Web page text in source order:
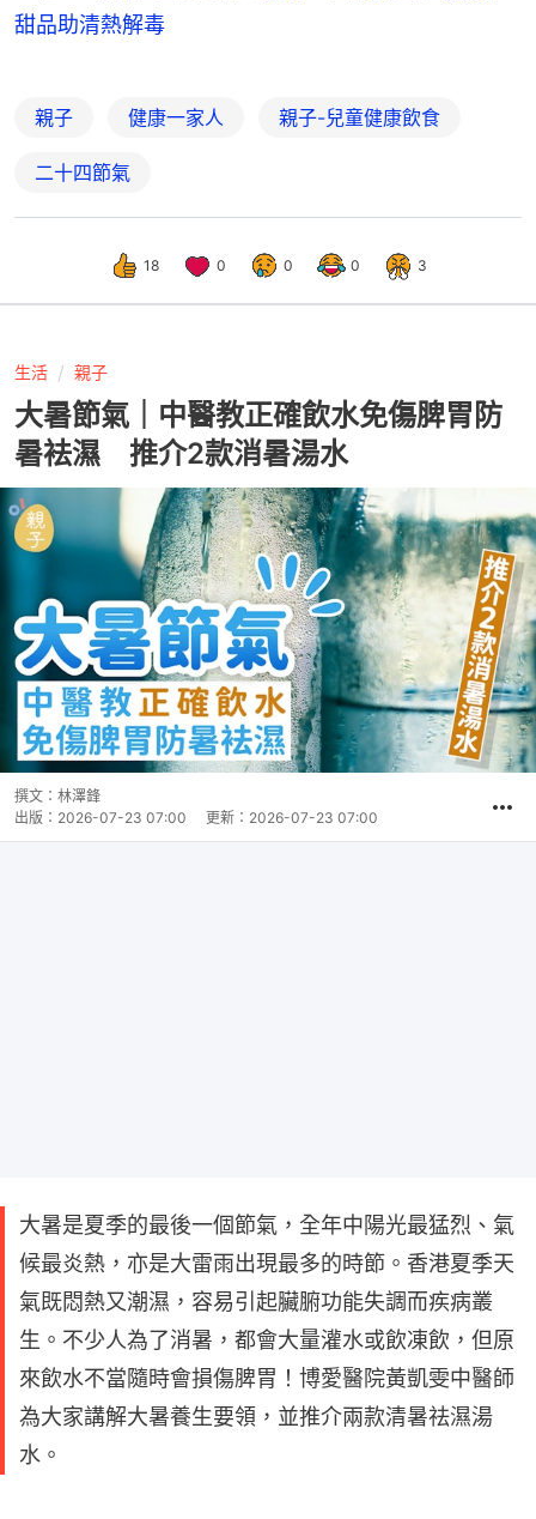
甜品助清熱解毒
親子 健康一家人 親子-兒童健康飲食
二十四節氣
18 0 0 0 3
生活 親子
大暑節氣｜中醫教正確飲水免傷脾胃防
暑袪濕 推介2款消暑湯水
撰文： 林澤鋒
出版： 2026-07-23 07:00 更新： 2026-07-23 07:00
大暑是夏季的最後一個節氣，全年中陽光最猛烈、氣
候最炎熱，亦是大雷雨出現最多的時節。香港夏季天
氣既悶熱又潮濕，容易引起臟腑功能失調而疾病叢
生。不少人為了消暑，都會大量灌水或飲凍飲，但原
來飲水不當隨時會損傷脾胃！博愛醫院黃凱雯中醫師
為大家講解大暑養生要領，並推介兩款清暑祛濕湯
水。